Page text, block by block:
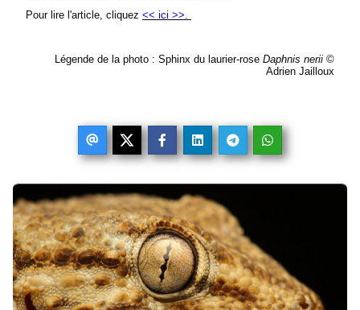
Pour lire l'article, cliquez << ici >>.
Légende de la photo : Sphinx du laurier-rose Daphnis nerii ©
Adrien Jailloux